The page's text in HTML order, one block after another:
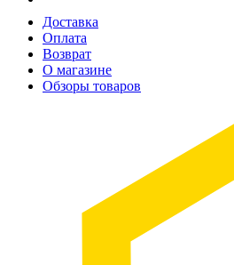
Доставка
Оплата
Возврат
О магазине
Обзоры товаров